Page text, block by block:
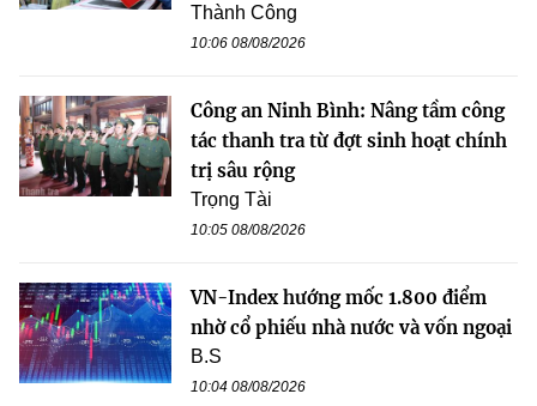
Thành Công
10:06 08/08/2026
Công an Ninh Bình: Nâng tầm công
tác thanh tra từ đợt sinh hoạt chính
trị sâu rộng
Trọng Tài
10:05 08/08/2026
VN-Index hướng mốc 1.800 điểm
nhờ cổ phiếu nhà nước và vốn ngoại
B.S
10:04 08/08/2026